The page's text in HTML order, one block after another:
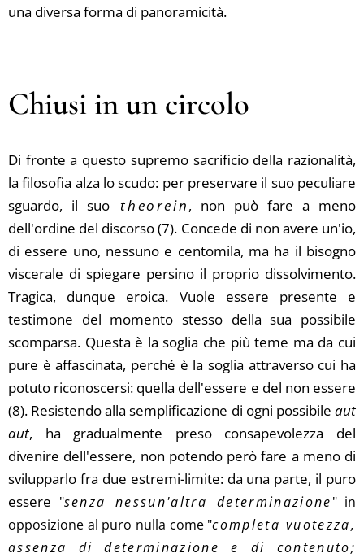
una diversa forma di panoramicità.
Chiusi in un circolo
Di fronte a questo supremo sacrificio della razionalità,
la filosofia alza lo scudo: per preservare il suo peculiare
sguardo, il suotheorein, non può fare a meno
dell'ordine del discorso (7). Concede di non avere un'io,
di essere uno, nessuno e centomila, ma ha il bisogno
viscerale di spiegare persino il proprio dissolvimento.
Tragica, dunque eroica. Vuole essere presente e
testimone del momento stesso della sua possibile
scomparsa. Questa è la soglia che più teme ma da cui
pure è affascinata, perché è la soglia attraverso cui ha
potuto riconoscersi: quella dell'essere e del non essere
(8). Resistendo alla semplificazione di ogni possibile aut
aut, ha gradualmente preso consapevolezza del
divenire dell'essere, non potendo però fare a meno di
svilupparlo fra due estremi-limite: da una parte, il puro
essere "senza nessun'altra determinazione" in
opposizione al puro nulla come "completa vuotezza,
assenza di determinazione e di contenuto;